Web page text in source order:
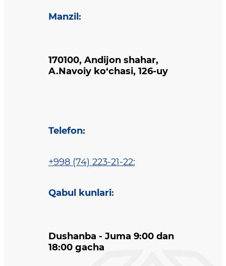
Manzil :
170100, Andijon shahar,
A.Navoiy ko‘chasi, 126-uy
Telefon:
+998 (74) 223-21-22;
Qabul kunlari:
Dushanba - Juma 9:00 dan
18:00 gacha